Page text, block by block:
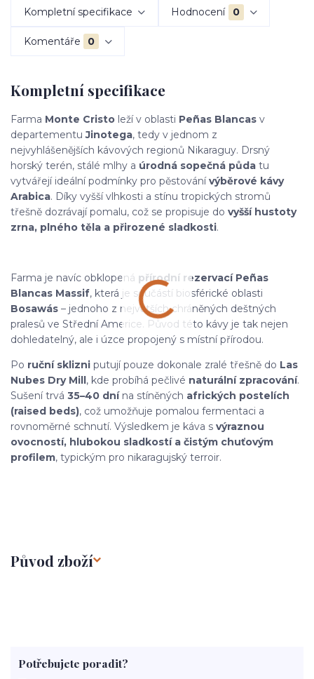
Kompletní specifikace Hodnocení 0
Komentáře 0
Kompletní specifikace
Farma Monte Cristo leží v oblasti Peñas Blancas v
departementuJinotega, tedy v jednom z
nejvyhlášenějších kávových regionů Nikaraguy. Drsný
horský terén, stálé mlhy a úrodná sopečná půda tu
vytvářejí ideální podmínky pro pěstovánívýběrové kávy
Arabica. Díky vyšší vlhkosti a stínu tropických stromů
třešně dozrávají pomalu, což se propisuje do vyšší hustoty
zrna, plného těla a přirozené sladkosti.
Farma je navíc obklopená přírodní rezervací Peñas
Blancas Massif, která je součástí biosférické oblasti
Bosawás – jednoho z největších chráněných deštných
pralesů ve Střední Americe. Původ této kávy je tak nejen
dohledatelný, ale i úzce propojený s místní přírodou.
Po ruční sklizni putují pouze dokonale zralé třešně do Las
Nubes Dry Mill, kde probíhá pečlivé naturální zpracování.
Sušení trvá 35–40 dnína stíněných afrických postelích
(raised beds), což umožňuje pomalou fermentaci a
rovnoměrné schnutí. Výsledkem je káva s výraznou
ovocností, hlubokou sladkostí a čistým chuťovým
profilem, typickým pro nikaragujský terroir.
Původ zboží
Potřebujete poradit?